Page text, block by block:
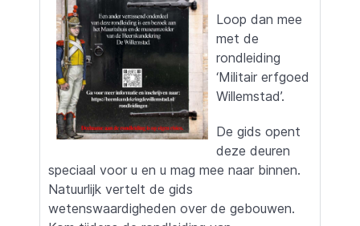
Loop dan mee
met de
rondleiding
‘Militair erfgoed
Willemstad’.
De gids opent
deze deuren
speciaal voor u en u mag mee naar binnen.
Natuurlijk vertelt de gids
wetenswaardigheden over de gebouwen.